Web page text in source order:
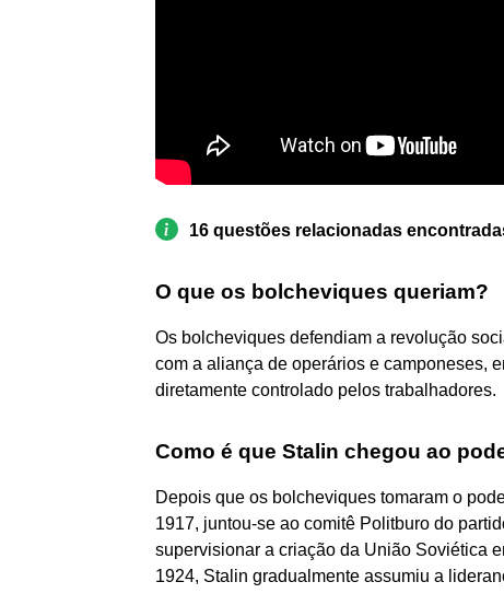
16 questões relacionadas
O que os bolcheviques queriam?
Os bolcheviques defendiam a revolução
com a aliança de operários e camponeses,
diretamente controlado pelos trabalhadores.
Como é que Stalin chegou ao
Depois que os bolcheviques tomaram o
1917, juntou-se ao comitê Politburo do
supervisionar a criação da União Soviética
1924, Stalin gradualmente assumiu a